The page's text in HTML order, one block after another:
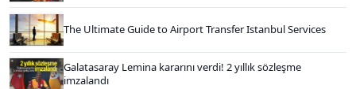
The Ultimate Guide to Airport Transfer Istanbul Services
Galatasaray Lemina kararını verdi! 2 yıllık sözleşme
imzalandı